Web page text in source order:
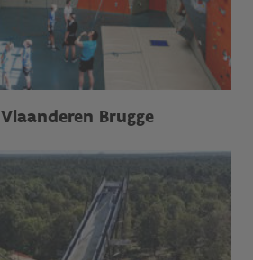
Brugge